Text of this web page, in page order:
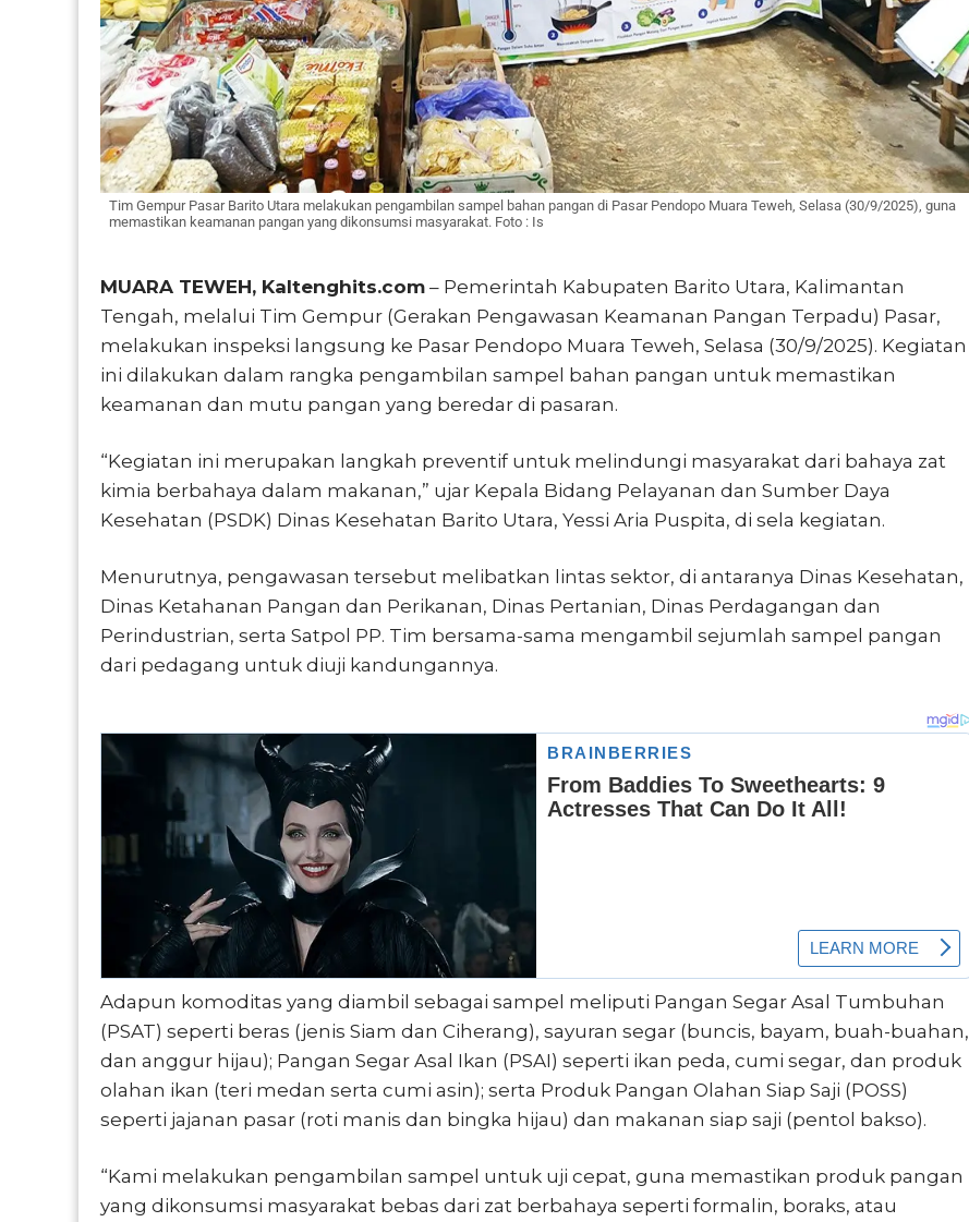
Tim Gempur Pasar Barito Utara melakukan pengambilan sampel bahan pangan di Pasar Pendopo Muara Teweh, Selasa (30/9/2025), guna
memastikan keamanan pangan yang dikonsumsi masyarakat. Foto : Is
MUARA TEWEH, Kaltenghits.com – Pemerintah Kabupaten Barito Utara, Kalimantan
Tengah, melalui Tim Gempur (Gerakan Pengawasan Keamanan Pangan Terpadu) Pasar,
melakukan inspeksi langsung ke Pasar Pendopo Muara Teweh, Selasa (30/9/2025). Kegiatan
ini dilakukan dalam rangka pengambilan sampel bahan pangan untuk memastikan
keamanan dan mutu pangan yang beredar di pasaran.
“Kegiatan ini merupakan langkah preventif untuk melindungi masyarakat dari bahaya zat
kimia berbahaya dalam makanan,” ujar Kepala Bidang Pelayanan dan Sumber Daya
Kesehatan (PSDK) Dinas Kesehatan Barito Utara, Yessi Aria Puspita, di sela kegiatan.
Menurutnya, pengawasan tersebut melibatkan lintas sektor, di antaranya Dinas Kesehatan,
Dinas Ketahanan Pangan dan Perikanan, Dinas Pertanian, Dinas Perdagangan dan
Perindustrian, serta Satpol PP. Tim bersama-sama mengambil sejumlah sampel pangan
dari pedagang untuk diuji kandungannya.
Adapun komoditas yang diambil sebagai sampel meliputi Pangan Segar Asal Tumbuhan
(PSAT) seperti beras (jenis Siam dan Ciherang), sayuran segar (buncis, bayam, buah-buahan,
dan anggur hijau); Pangan Segar Asal Ikan (PSAI) seperti ikan peda, cumi segar, dan produk
olahan ikan (teri medan serta cumi asin); serta Produk Pangan Olahan Siap Saji (POSS)
seperti jajanan pasar (roti manis dan bingka hijau) dan makanan siap saji (pentol bakso).
“Kami melakukan pengambilan sampel untuk uji cepat, guna memastikan produk pangan
yang dikonsumsi masyarakat bebas dari zat berbahaya seperti formalin, boraks, atau